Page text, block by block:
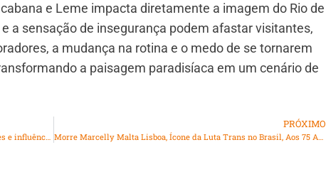
e Leme impacta diretamente a imagem do Rio de
a sensação de insegurança podem afastar visitantes,
a mudança na rotina e o medo de se tornarem
a paisagem paradisíaca em um cenário de
Justiça autoriza quebra de sigilo e descobre comunicações e influências de Dr. Jairinho
PRÓXIMO
Morre Marcelly Malta Lisboa, Ícone da Luta Trans no Brasil, Aos 75 Anos